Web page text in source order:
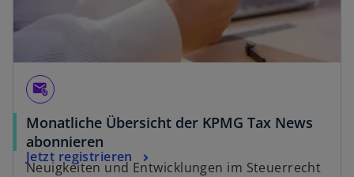
attach_email
Monatliche Übersicht der KPMG Tax News
abonnieren
Neuigkeiten und Entwicklungen im Steuerrecht
Jetzt registrieren